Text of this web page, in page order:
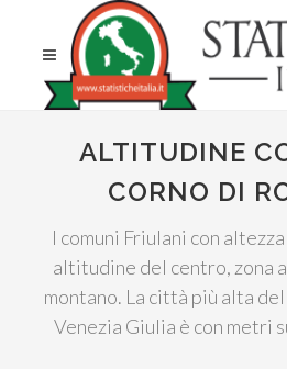
ALTITUDINE
CORNO DI
I comuni Friulani con
altitudine del centro, zona
montano. La città più alta
Venezia Giulia è con metri